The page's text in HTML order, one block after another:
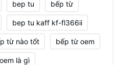
bep tu bếp từ
bep tu kaff kf-fl366ii
từ nào tốt bếp từ oem
là gì